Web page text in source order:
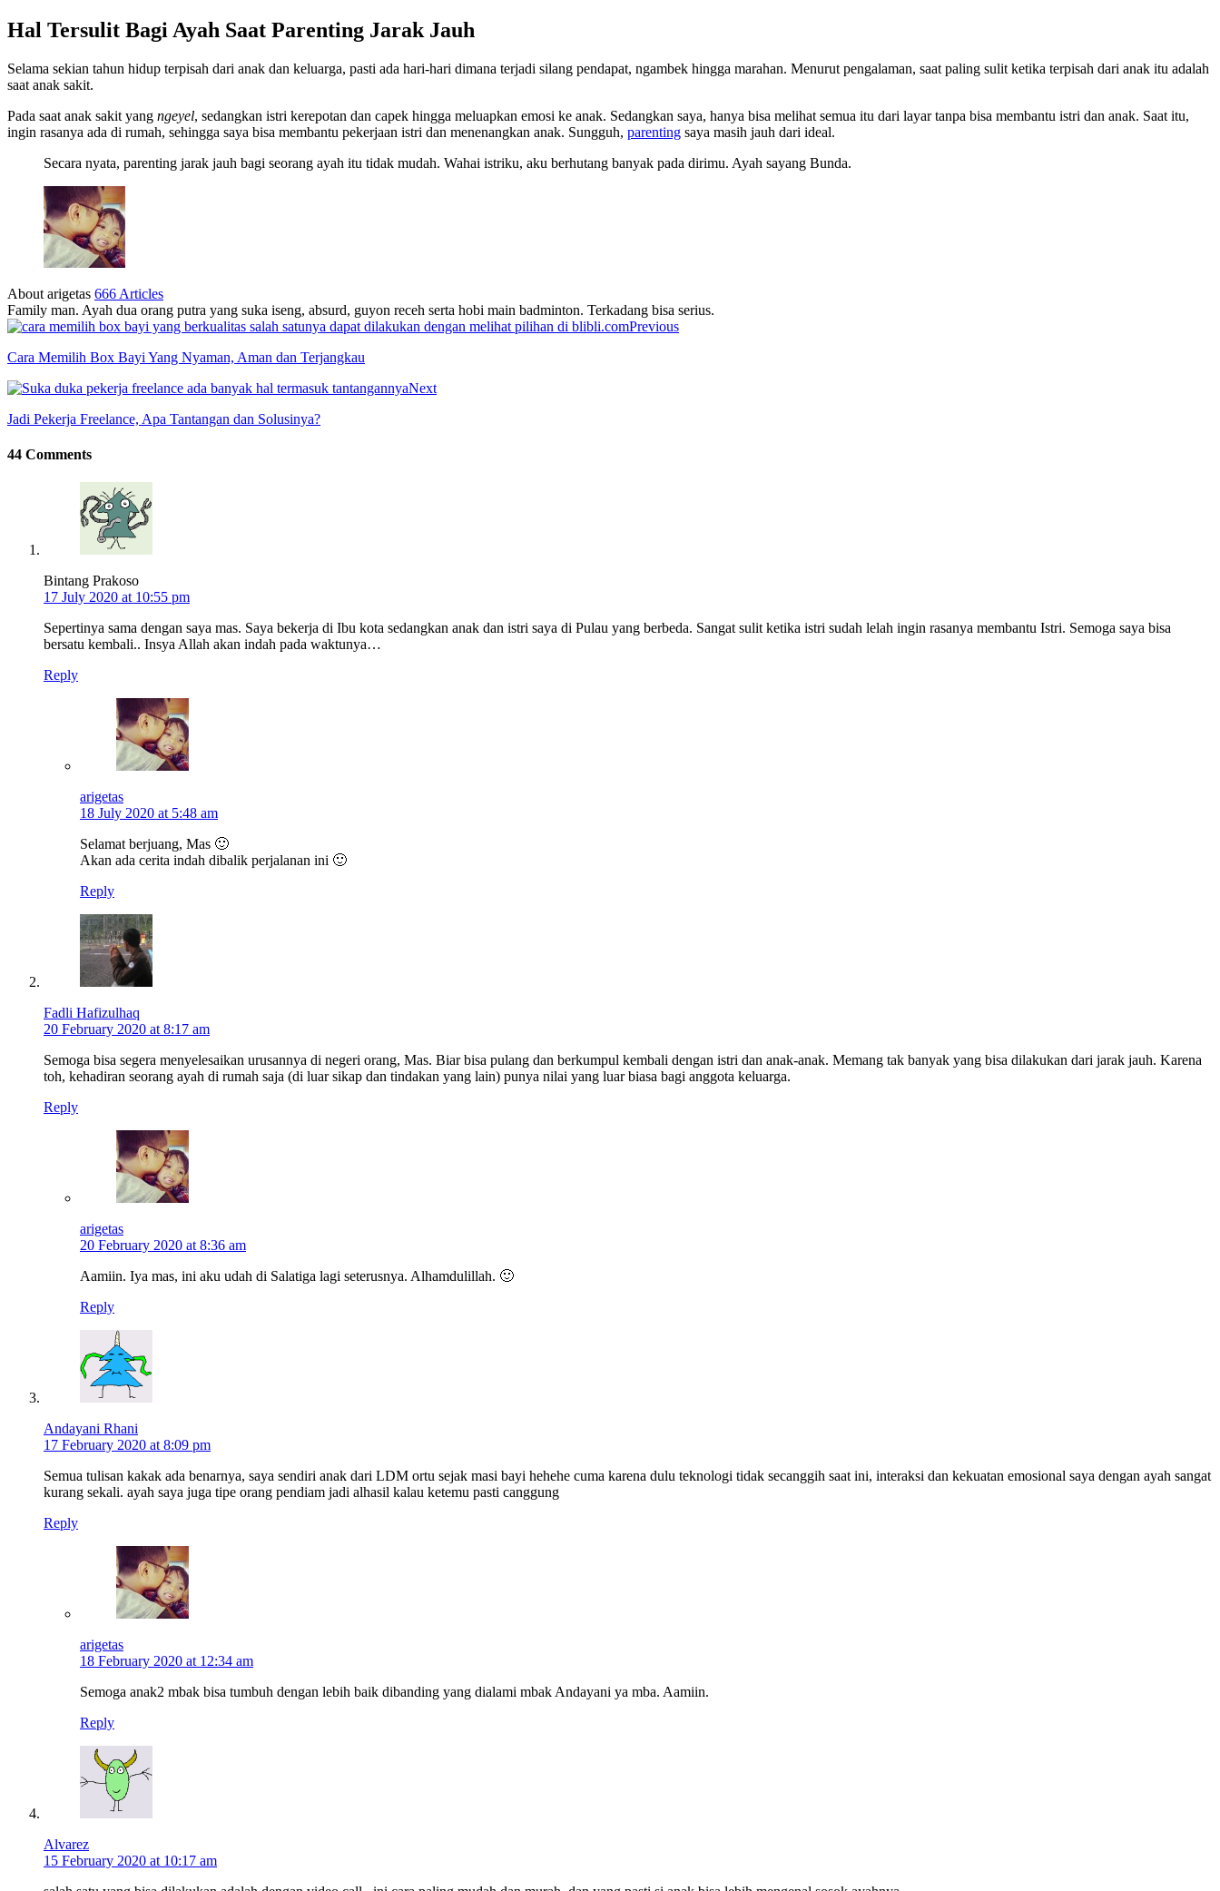
Hal Tersulit Bagi Ayah Saat Parenting Jarak Jauh
Selama sekian tahun hidup terpisah dari anak dan keluarga, pasti ada hari-hari dimana terjadi silang pendapat, ngambek hingga marahan. Menurut pengalaman, saat paling sulit ketika terpisah dari anak itu adalah
saat anak sakit.
Pada saat anak sakit yang ngeyel, sedangkan istri kerepotan dan capek hingga meluapkan emosi ke anak. Sedangkan saya, hanya bisa melihat semua itu dari layar tanpa bisa membantu istri dan anak. Saat itu,
ingin rasanya ada di rumah, sehingga saya bisa membantu pekerjaan istri dan menenangkan anak. Sungguh, parenting saya masih jauh dari ideal.
Secara nyata, parenting jarak jauh bagi seorang ayah itu tidak mudah. Wahai istriku, aku berhutang banyak pada dirimu. Ayah sayang Bunda.
About arigetas 666 Articles
Family man. Ayah dua orang putra yang suka iseng, absurd, guyon receh serta hobi main badminton. Terkadang bisa serius.
Previous
Cara Memilih Box Bayi Yang Nyaman, Aman dan Terjangkau
Next
Jadi Pekerja Freelance, Apa Tantangan dan Solusinya?
44 Comments
Bintang Prakoso
17 July 2020 at 10:55 pm
Sepertinya sama dengan saya mas. Saya bekerja di Ibu kota sedangkan anak dan istri saya di Pulau yang berbeda. Sangat sulit ketika istri sudah lelah ingin rasanya membantu Istri. Semoga saya bisa
bersatu kembali.. Insya Allah akan indah pada waktunya…
Reply
arigetas
18 July 2020 at 5:48 am
Selamat berjuang, Mas 🙂
Akan ada cerita indah dibalik perjalanan ini 🙂
Reply
Fadli Hafizulhaq
20 February 2020 at 8:17 am
Semoga bisa segera menyelesaikan urusannya di negeri orang, Mas. Biar bisa pulang dan berkumpul kembali dengan istri dan anak-anak. Memang tak banyak yang bisa dilakukan dari jarak jauh. Karena
toh, kehadiran seorang ayah di rumah saja (di luar sikap dan tindakan yang lain) punya nilai yang luar biasa bagi anggota keluarga.
Reply
arigetas
20 February 2020 at 8:36 am
Aamiin. Iya mas, ini aku udah di Salatiga lagi seterusnya. Alhamdulillah. 🙂
Reply
Andayani Rhani
17 February 2020 at 8:09 pm
Semua tulisan kakak ada benarnya, saya sendiri anak dari LDM ortu sejak masi bayi hehehe cuma karena dulu teknologi tidak secanggih saat ini, interaksi dan kekuatan emosional saya dengan ayah sangat
kurang sekali. ayah saya juga tipe orang pendiam jadi alhasil kalau ketemu pasti canggung
Reply
arigetas
18 February 2020 at 12:34 am
Semoga anak2 mbak bisa tumbuh dengan lebih baik dibanding yang dialami mbak Andayani ya mba. Aamiin.
Reply
Alvarez
15 February 2020 at 10:17 am